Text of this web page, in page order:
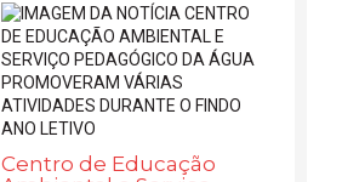
Centro de Educação